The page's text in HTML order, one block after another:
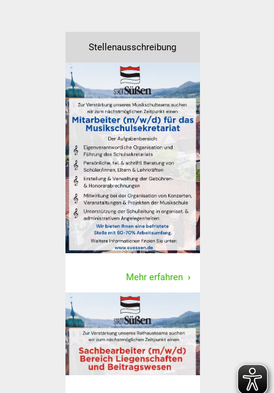
Zehntscheuer
Kulturhalle
Vereine und Parteien
Selbsteintrag Vereine
Beirat Süßener Vereine
Sportanlagen
Tourismus
Erlebnisregion
Schwäbischer Albtrauf
Route der
Industriekultur
Lebenslagen
Stellenausschreibung
Mehr erfahren